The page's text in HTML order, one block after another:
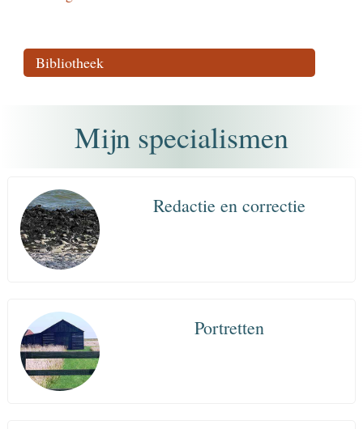
Bibliotheek
Mijn specialismen
Redactie en correctie
Portretten